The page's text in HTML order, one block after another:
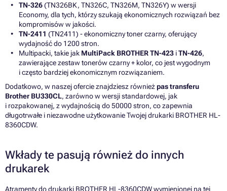
TN-326(TN326BK, TN326C, TN326M, TN326Y) w wersji
Economy, dla tych, którzy szukają ekonomicznych rozwiązań bez
kompromisów w jakości.
TN-2411 (TN2411) - ekonomiczny toner czarny, oferujący
wydajność do 1200 stron.
Multipacki, takie jak MultiPack BROTHER TN-423 iTN-426,
zawierające zestaw tonerów czarny + kolor, co jest wygodnym
i często bardziej ekonomicznym rozwiązaniem.
Dodatkowo, w naszej ofercie znajdziesz równieżpas transferu
Brother BU330CL, zarówno w wersji standardowej, jak
i rozpakowanej, z wydajnością do 50000 stron, co zapewnia
długotrwałe i niezawodne użytkowanie Twojej drukarki BROTHER HL-
8360CDW.
Wkłady te pasują również do innych
drukarek
Atramenty do drukarki BROTHER HL-8360CDW wymienionej na tej